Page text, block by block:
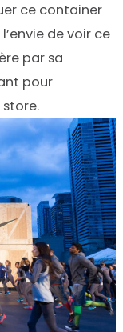
ce container
de voir ce
par sa
pour